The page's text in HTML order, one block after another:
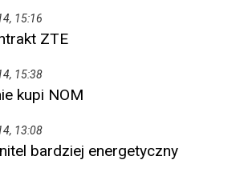
15:16
ZTE
15:38
kupi NOM
13:08
bardziej energetyczny